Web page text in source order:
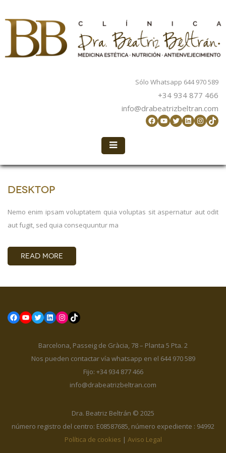
Sólo Whatsapp 644 970 589
+34 934 877 466
info@drabeatrizbeltran.com
Facebook
YouTube
Twitter
LinkedIn
Desktop
Nemo enim ipsam voluptatem quia voluptas sit aspernatur aut odit
aut fugit, sed quia consequuntur ma
READ MORE
Facebook
YouTube
Twitter
LinkedIn
Instagram
TikTok
Barcelona, Passeig de Gràcia, 78 – Planta 5 Pta. 2
Nos pueden contactar vía whatsapp en el 644 970 589
Fijo: +34 934 877 466
info@drabeatrizbeltran.com
Dra. Beatriz Beltrán © 2025
número registro del centro: E08587685, número expediente : 94992
Política de cookies | Aviso Legal